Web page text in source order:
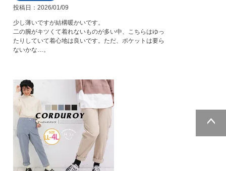
投稿日 2026/01/09
少し薄いですが結構暖かいです。
二の腕がキツくて着れないものが多い中、こちらはゆっ
たりしていて着心地は良いです。ただ、ポケットは要ら
ないかな…。